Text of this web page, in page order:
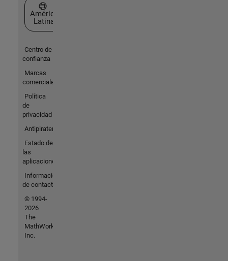
Seleccione un país/idioma
América
Latina
Centro de
confianza
Marcas
comerciales
Política
de
privacidad
Antipiratería
Estado de
las
aplicaciones
Información
de contacto
© 1994-
2026
The
MathWorks,
Inc.